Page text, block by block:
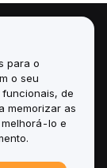
para o
o seu
de
memorizar as
lo e